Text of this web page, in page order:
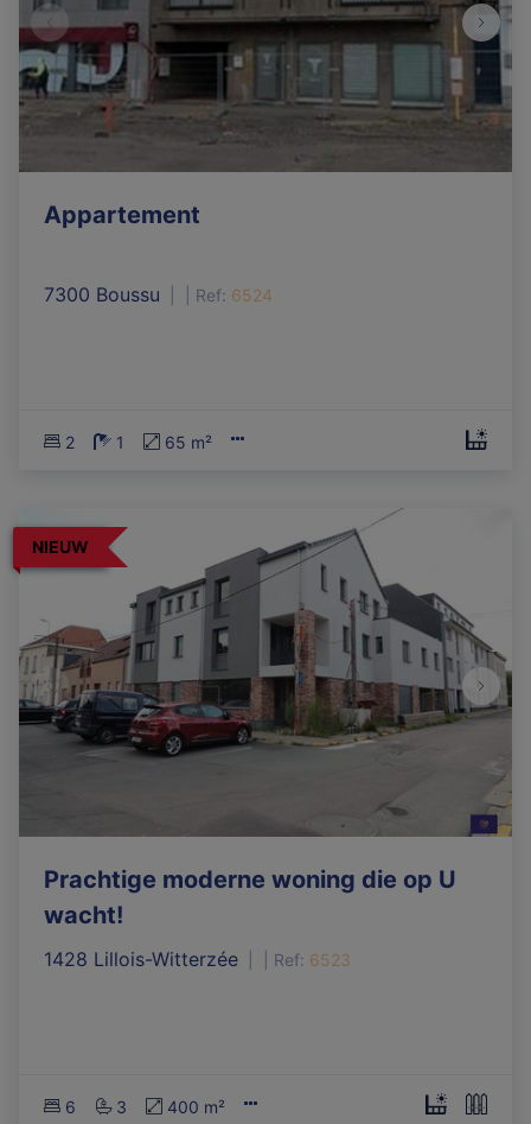
Appartement
7300 Boussu Ref: 6524
2 1 65 m²
NIEUW
Prachtige moderne woning die op U
wacht!
1428 Lillois-Witterzée Ref: 6523
6 3 400 m²